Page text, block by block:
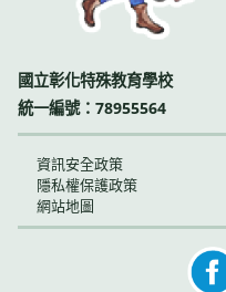
國立彰化特殊教育學校
統一編號：78955564
資訊安全政策
隱私權保護政策
網站地圖